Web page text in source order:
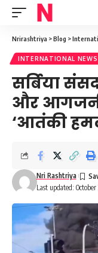
Nrirashtriya >Blog >
INTERNATIONAL NEWS
सर्बिया
और आगजनी,
‘आतंकी
Last updated: October
Nri Rashtriya